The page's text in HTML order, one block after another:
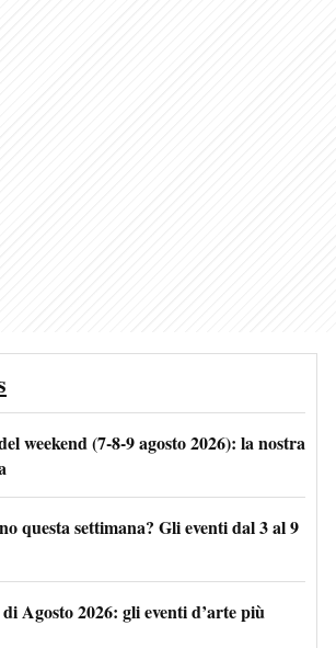
weekend (7-8-9 agosto 2026): la nostra
questa settimana? Gli eventi dal 3 al 9
Agosto 2026: gli eventi d’arte più